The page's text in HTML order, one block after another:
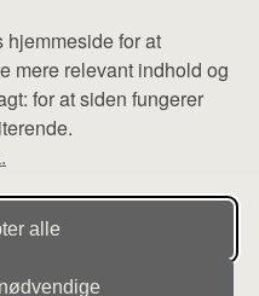
for at
mere relevant indhold og
for at siden fungerer
alle
varer fra denne side - vi
Vi har heller ikke
rettigheder forbeholdes.